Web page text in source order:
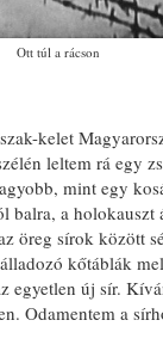
Ott túl a rácson
kelet
leltem rá egy
mint egy
a
öreg sírok között
kőtáblák
egyetlen új sír.
Odamentem a